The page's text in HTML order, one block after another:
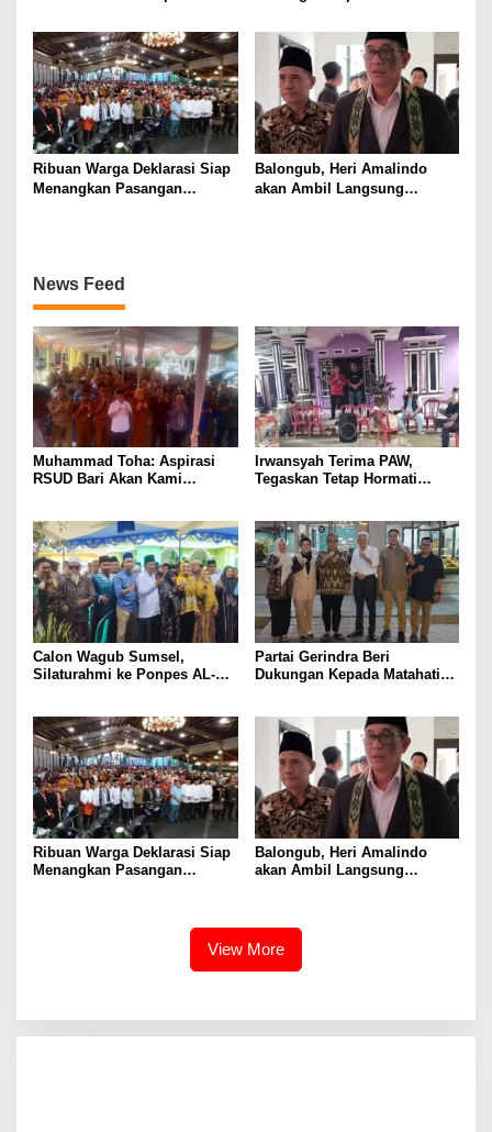
Ribuan Warga Deklarasi Siap
Menangkan Pasangan
Balongub, Heri Amalindo
akan Ambil Langsung
News Feed
Muhammad Toha: Aspirasi
RSUD Bari Akan Kami
Irwansyah Terima PAW,
Tegaskan Tetap Hormati
Calon Wagub Sumsel,
Silaturahmi ke Ponpes AL-
Partai Gerindra Beri
Dukungan Kepada Matahati
Ribuan Warga Deklarasi Siap
Menangkan Pasangan
Balongub, Heri Amalindo
akan Ambil Langsung
View More